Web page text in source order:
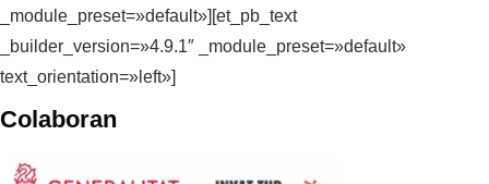
_module_preset=»default»][et_pb_text
_builder_version=»4.9.1″ _module_preset=»default»
text_orientation=»left»]
Colaboran